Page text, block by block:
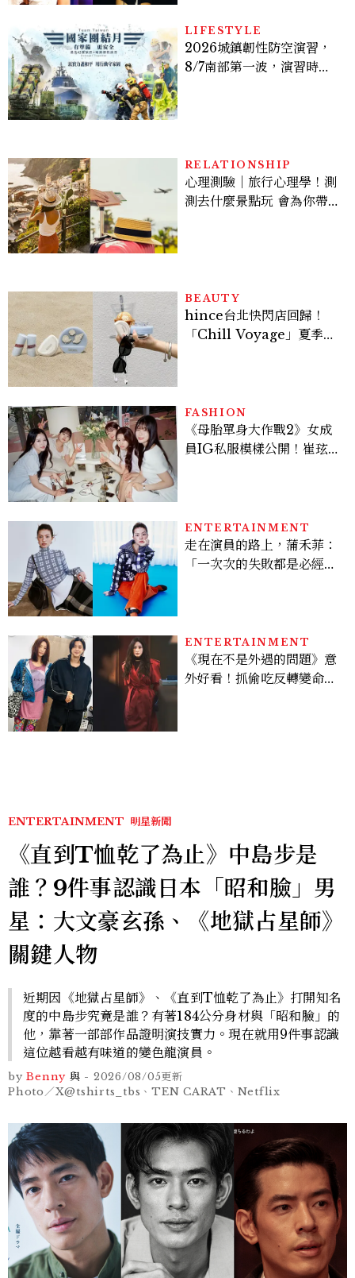
LIFESTYLE
2026城鎮韌性防空演習，
8/7南部第一波，演習時
RELATIONSHIP
心理測驗｜旅行心理學！測
測去什麼景點玩 會為你帶來
BEAUTY
hince台北快閃店回歸！
「Chill Voyage」夏季限
FASHION
《母胎單身大作戰2》女成
員IG私服模樣公開！崔玹諝
ENTERTAINMENT
走在演員的路上，蒲禾菲：
「一次次的失敗都是必經過
ENTERTAINMENT
《現在不是外遇的問題》意
外好看！抓偷吃反轉變命
ENTERTAINMENT 明星新聞
《直到T恤乾了為止》中島步是
誰？9件事認識日本「昭和臉」男
星：大文豪玄孫、《地獄占星師》
關鍵人物
近期因《地獄占星師》、《直到T恤乾了為止》打開知名
度的中島步究竟是誰？有著184公分身材與「昭和臉」的
他，靠著一部部作品證明演技實力。現在就用9件事認識
這位越看越有味道的變色龍演員。
by Benny 與 - 2026/08/05更新
Photo／X@tshirts_tbs、TEN CARAT、Netflix